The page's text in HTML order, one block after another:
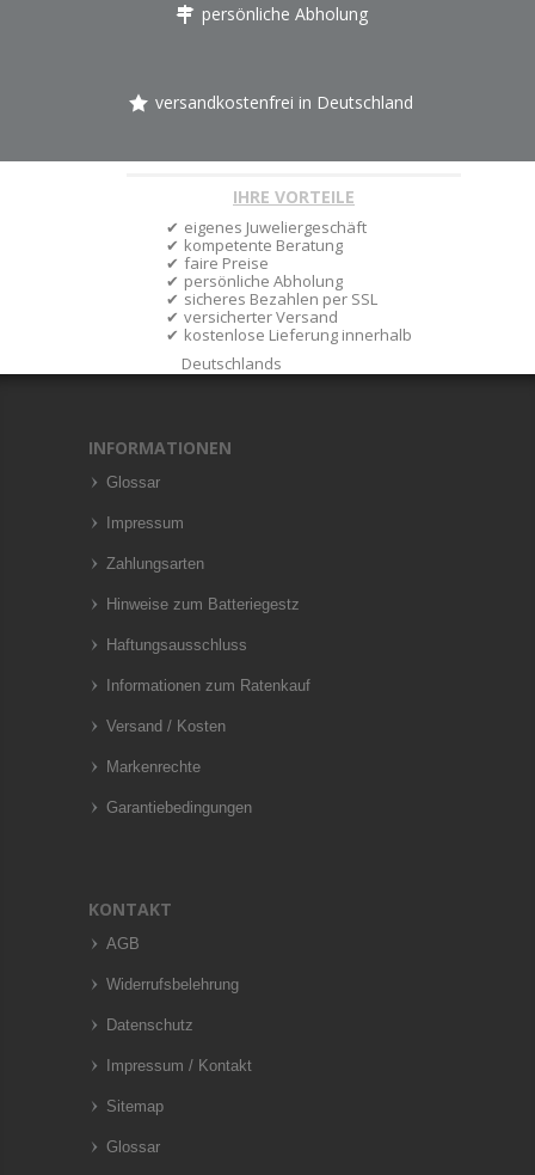
persönliche Abholung
versandkostenfrei in Deutschland
IHRE VORTEILE
eigenes Juweliergeschäft
kompetente Beratung
faire Preise
persönliche Abholung
sicheres Bezahlen per SSL
versicherter Versand
kostenlose Lieferung innerhalb
Deutschlands
INFORMATIONEN
Glossar
Impressum
Zahlungsarten
Hinweise zum Batteriegestz
Haftungsausschluss
Informationen zum Ratenkauf
Versand / Kosten
Markenrechte
Garantiebedingungen
KONTAKT
AGB
Widerrufsbelehrung
Datenschutz
Impressum / Kontakt
Sitemap
Glossar